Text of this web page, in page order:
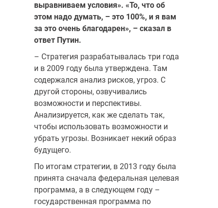
выравниваем условия». «То, что об
этом надо думать, – это 100%, и я вам
за это очень благодарен», – сказал в
ответ Путин.
– Стратегия разрабатывалась три года
и в 2009 году была утверждена. Там
содержался анализ рисков, угроз. С
другой стороны, озвучивались
возможности и перспективы.
Анализируется, как же сделать так,
чтобы использовать возможности и
убрать угрозы. Возникает некий образ
будущего.
По итогам стратегии, в 2013 году была
принята сначала федеральная целевая
программа, а в следующем году –
государственная программа по